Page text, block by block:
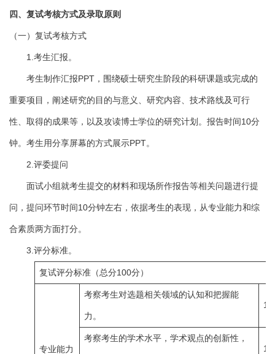
四、复试考核方式及录取原则
（一）复试考核方式
1.考生汇报。
考生制作汇报PPT，围绕硕士研究生阶段的科研课题或完成的
重要项目，阐述研究的目的与意义、研究内容、技术路线及可行
性、取得的成果等，以及攻读博士学位的研究计划。报告时间10分
钟。考生用分享屏幕的方式展示PPT。
2.评委提问
面试小组就考生提交的材料和现场所作报告等相关问题进行提
问，提问环节时间10分钟左右，依据考生的表现，从专业能力和综
合素质两方面打分。
3.评分标准。
复试评分标准（总分100分）
专业能力
考察考生对选题相关领域的认知和把握能
力。
15
考察考生的学术水平，学术观点的创新性，
15